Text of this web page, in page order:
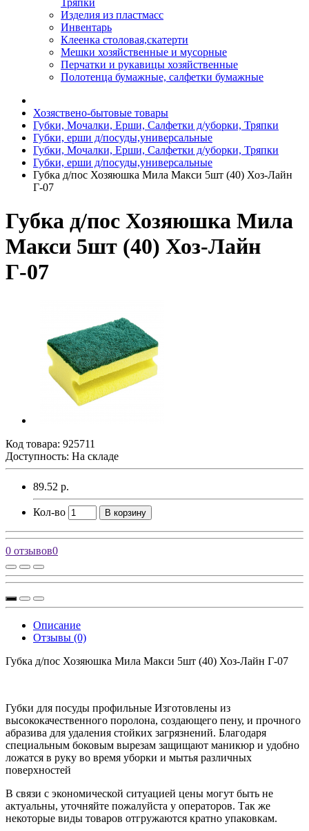
Тряпки
Изделия из пластмасс
Инвентарь
Клеенка столовая,скатерти
Мешки хозяйственные и мусорные
Перчатки и рукавицы хозяйственные
Полотенца бумажные, салфетки бумажные
Хозяствено-бытовые товары
Губки, Мочалки, Ерши, Салфетки д/уборки, Тряпки
Губки, ерши д/посуды,универсальные
Губки, Мочалки, Ерши, Салфетки д/уборки, Тряпки
Губки, ерши д/посуды,универсальные
Губка д/пос Хозяюшка Мила Макси 5шт (40) Хоз-Лайн
Г-07
Губка д/пос Хозяюшка Мила
Макси 5шт (40) Хоз-Лайн
Г-07
Код товара: 925711
Доступность: На складе
89.52 р.
Кол-во В корзину
0 отзывов0
Описание
Отзывы (0)
Губка д/пос Хозяюшка Мила Макси 5шт (40) Хоз-Лайн Г-07
Губки для посуды профильные Изготовлены из
высококачественного поролона, создающего пену, и прочного
абразива для удаления стойких загрязнений. Благодаря
специальным боковым вырезам защищают маникюр и удобно
ложатся в руку во время уборки и мытья различных
поверхностей
В связи с экономической ситуацией цены могут быть не
актуальны, уточняйте пожалуйста у операторов. Так же
некоторые виды товаров отгружаются кратно упаковкам.